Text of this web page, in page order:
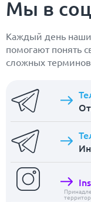
Мы в
Каждый день
помогают понять
сложных терминов.